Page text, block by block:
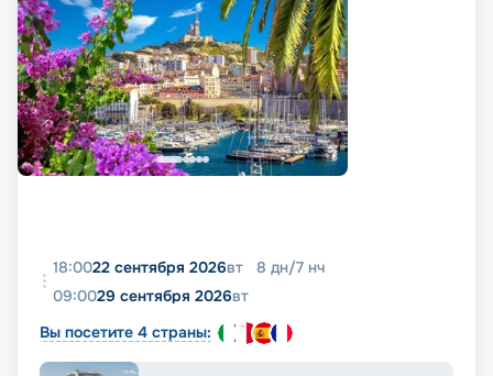
18:0022 сентября 2026вт 8 дн/7 нч
09:0029 сентября 2026вт
Вы посетите 4 страны: